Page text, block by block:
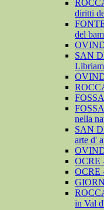
diritti
del
SAN
nella
SAN
arte d'
OCRE
OCRE
in Val